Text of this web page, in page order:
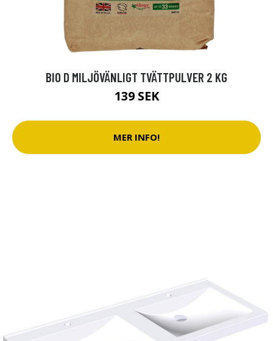
BIO D MILJÖVÄNLIGT TVÄTTPULVER 2 KG
139 SEK
MER INFO!